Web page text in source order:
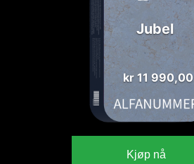
Kjøp nå
Jubel
kr11 990,00